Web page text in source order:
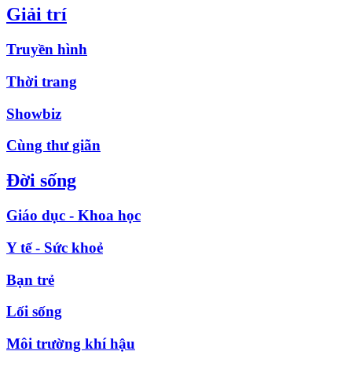
Giải trí
Truyền hình
Thời trang
Showbiz
Cùng thư giãn
Đời sống
Giáo dục - Khoa học
Y tế - Sức khoẻ
Bạn trẻ
Lối sống
Môi trường khí hậu